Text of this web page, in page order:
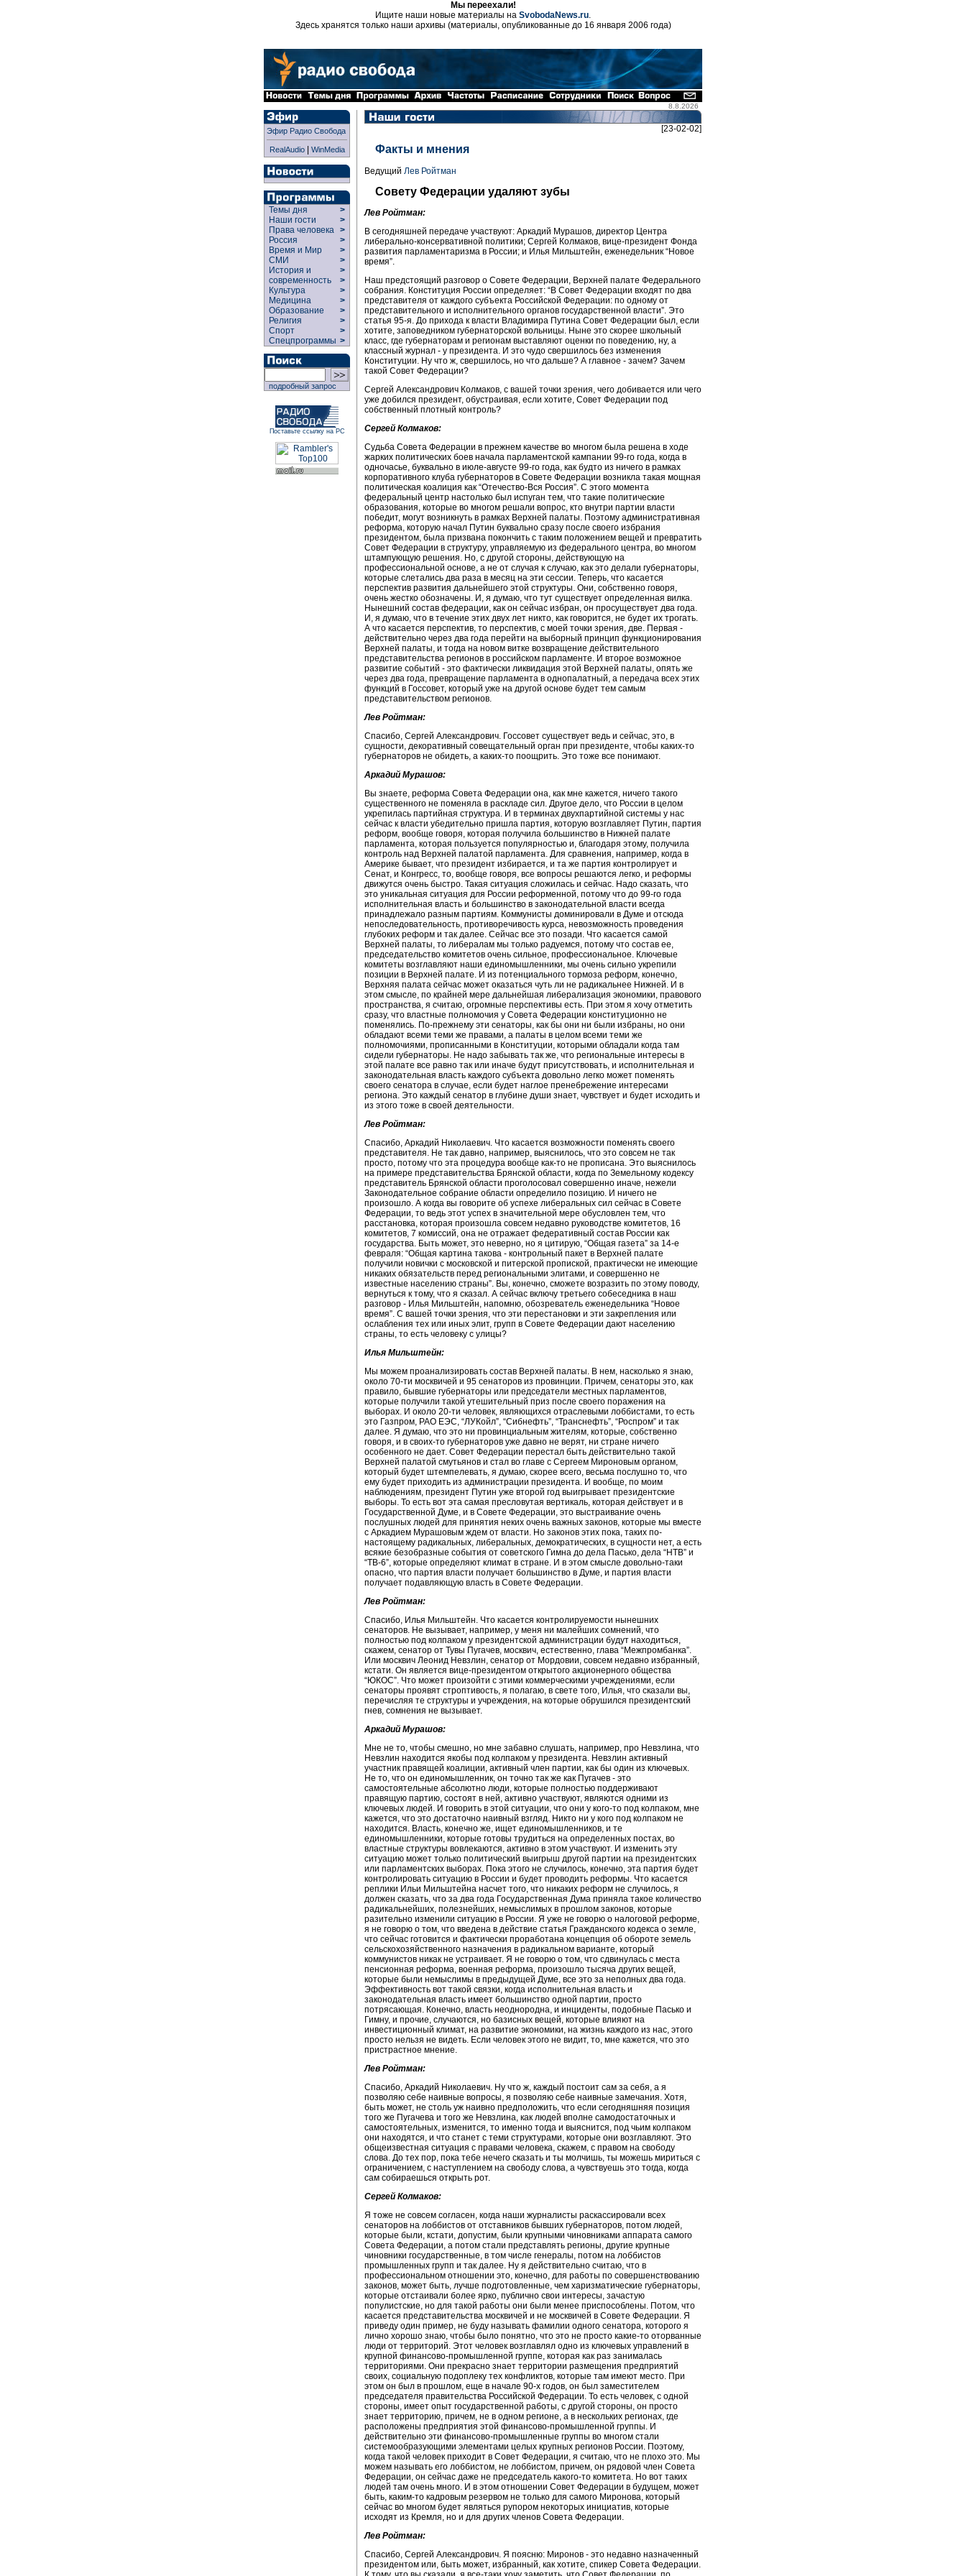
Мы переехали!
Ищите наши новые материалы на SvobodaNews.ru.
Здесь хранятся только наши архивы (материалы, опубликованные до 16 января 2006 года)
8.8.2026
Эфир Радио Свобода
RealAudio| WinMedia
Темы дня
>
Наши гости
>
Права человека >
Россия
>
Время и Мир
>
СМИ
>
История и
современность
>
>
Культура
>
Медицина
>
Образование
>
Религия
>
Спорт
>
Спецпрограммы >
подробный запрос
Поставьте ссылку на РС
[23-02-02]
Факты и мнения
Ведущий Лев Ройтман
Совету Федерации удаляют зубы
Лев Ройтман:
В сегодняшней передаче участвуют: Аркадий Мурашов, директор Центра
либерально-консервативной политики; Сергей Колмаков, вице-президент Фонда
развития парламентаризма в России; и Илья Мильштейн, еженедельник “Новое
время”.
Наш предстоящий разговор о Совете Федерации, Верхней палате Федерального
собрания. Конституция России определяет: “В Совет Федерации входят по два
представителя от каждого субъекта Российской Федерации: по одному от
представительного и исполнительного органов государственной власти”. Это
статья 95-я. До прихода к власти Владимира Путина Совет Федерации был, если
хотите, заповедником губернаторской вольницы. Ныне это скорее школьный
класс, где губернаторам и регионам выставляют оценки по поведению, ну, а
классный журнал - у президента. И это чудо свершилось без изменения
Конституции. Ну что ж, свершилось, но что дальше? А главное - зачем? Зачем
такой Совет Федерации?
Сергей Александрович Колмаков, с вашей точки зрения, чего добивается или чего
уже добился президент, обустраивая, если хотите, Совет Федерации под
собственный плотный контроль?
Сергей Колмаков:
Судьба Совета Федерации в прежнем качестве во многом была решена в ходе
жарких политических боев начала парламентской кампании 99-го года, когда в
одночасье, буквально в июле-августе 99-го года, как будто из ничего в рамках
корпоративного клуба губернаторов в Совете Федерации возникла такая мощная
политическая коалиция как “Отечество-Вся Россия”. С этого момента
федеральный центр настолько был испуган тем, что такие политические
образования, которые во многом решали вопрос, кто внутри партии власти
победит, могут возникнуть в рамках Верхней палаты. Поэтому административная
реформа, которую начал Путин буквально сразу после своего избрания
президентом, была призвана покончить с таким положением вещей и превратить
Совет Федерации в структуру, управляемую из федерального центра, во многом
штампующую решения. Но, с другой стороны, действующую на
профессиональной основе, а не от случая к случаю, как это делали губернаторы,
которые слетались два раза в месяц на эти сессии. Теперь, что касается
перспектив развития дальнейшего этой структуры. Они, собственно говоря,
очень жестко обозначены. И, я думаю, что тут существует определенная вилка.
Нынешний состав федерации, как он сейчас избран, он просуществует два года.
И, я думаю, что в течение этих двух лет никто, как говорится, не будет их трогать.
А что касается перспектив, то перспектив, с моей точки зрения, две. Первая -
действительно через два года перейти на выборный принцип функционирования
Верхней палаты, и тогда на новом витке возвращение действительного
представительства регионов в российском парламенте. И второе возможное
развитие событий - это фактически ликвидация этой Верхней палаты, опять же
через два года, превращение парламента в однопалатный, а передача всех этих
функций в Госсовет, который уже на другой основе будет тем самым
представительством регионов.
Лев Ройтман:
Спасибо, Сергей Александрович. Госсовет существует ведь и сейчас, это, в
сущности, декоративный совещательный орган при президенте, чтобы каких-то
губернаторов не обидеть, а каких-то поощрить. Это тоже все понимают.
Аркадий Мурашов:
Вы знаете, реформа Совета Федерации она, как мне кажется, ничего такого
существенного не поменяла в раскладе сил. Другое дело, что России в целом
укрепилась партийная структура. И в терминах двухпартийной системы у нас
сейчас к власти убедительно пришла партия, которую возглавляет Путин, партия
реформ, вообще говоря, которая получила большинство в Нижней палате
парламента, которая пользуется популярностью и, благодаря этому, получила
контроль над Верхней палатой парламента. Для сравнения, например, когда в
Америке бывает, что президент избирается, и та же партия контролирует и
Сенат, и Конгресс, то, вообще говоря, все вопросы решаются легко, и реформы
движутся очень быстро. Такая ситуация сложилась и сейчас. Надо сказать, что
это уникальная ситуация для России реформенной, потому что до 99-го года
исполнительная власть и большинство в законодательной власти всегда
принадлежало разным партиям. Коммунисты доминировали в Думе и отсюда
непоследовательность, противоречивость курса, невозможность проведения
глубоких реформ и так далее. Сейчас все это позади. Что касается самой
Верхней палаты, то либералам мы только радуемся, потому что состав ее,
председательство комитетов очень сильное, профессиональное. Ключевые
комитеты возглавляют наши единомышленники, мы очень сильно укрепили
позиции в Верхней палате. И из потенциального тормоза реформ, конечно,
Верхняя палата сейчас может оказаться чуть ли не радикальнее Нижней. И в
этом смысле, по крайней мере дальнейшая либерализация экономики, правового
пространства, я считаю, огромные перспективы есть. При этом я хочу отметить
сразу, что властные полномочия у Совета Федерации конституционно не
поменялись. По-прежнему эти сенаторы, как бы они ни были избраны, но они
обладают всеми теми же правами, а палаты в целом всеми теми же
полномочиями, прописанными в Конституции, которыми обладали когда там
сидели губернаторы. Не надо забывать так же, что региональные интересы в
этой палате все равно так или иначе будут присутствовать, и исполнительная и
законодательная власть каждого субъекта довольно легко может поменять
своего сенатора в случае, если будет наглое пренебрежение интересами
региона. Это каждый сенатор в глубине души знает, чувствует и будет исходить и
из этого тоже в своей деятельности.
Лев Ройтман:
Спасибо, Аркадий Николаевич. Что касается возможности поменять своего
представителя. Не так давно, например, выяснилось, что это совсем не так
просто, потому что эта процедура вообще как-то не прописана. Это выяснилось
на примере представительства Брянской области, когда по Земельному кодексу
представитель Брянской области проголосовал совершенно иначе, нежели
Законодательное собрание области определило позицию. И ничего не
произошло. А когда вы говорите об успехе либеральных сил сейчас в Совете
Федерации, то ведь этот успех в значительной мере обусловлен тем, что
расстановка, которая произошла совсем недавно руководстве комитетов, 16
комитетов, 7 комиссий, она не отражает федеративный состав России как
государства. Быть может, это неверно, но я цитирую, “Общая газета” за 14-е
февраля: “Общая картина такова - контрольный пакет в Верхней палате
получили новички с московской и питерской пропиской, практически не имеющие
никаких обязательств перед региональными элитами, и совершенно не
известные населению страны”. Вы, конечно, сможете возразить по этому поводу,
вернуться к тому, что я сказал. А сейчас включу третьего собеседника в наш
разговор - Илья Мильштейн, напомню, обозреватель еженедельника “Новое
время”. С вашей точки зрения, что эти перестановки и эти закрепления или
ослабления тех или иных элит, групп в Совете Федерации дают населению
страны, то есть человеку с улицы?
Илья Мильштейн:
Мы можем проанализировать состав Верхней палаты. В нем, насколько я знаю,
около 70-ти москвичей и 95 сенаторов из провинции. Причем, сенаторы это, как
правило, бывшие губернаторы или председатели местных парламентов,
которые получили такой утешительный приз после своего поражения на
выборах. И около 20-ти человек, являющихся отраслевыми лоббистами, то есть
это Газпром, РАО ЕЭС, “ЛУКойл”, “Сибнефть”, “Транснефть”, “Роспром” и так
далее. Я думаю, что это ни провинциальным жителям, которые, собственно
говоря, и в своих-то губернаторов уже давно не верят, ни стране ничего
особенного не дает. Совет Федерации перестал быть действительно такой
Верхней палатой смутьянов и стал во главе с Сергеем Мироновым органом,
который будет штемпелевать, я думаю, скорее всего, весьма послушно то, что
ему будет приходить из администрации президента. И вообще, по моим
наблюдениям, президент Путин уже второй год выигрывает президентские
выборы. То есть вот эта самая пресловутая вертикаль, которая действует и в
Государственной Думе, и в Совете Федерации, это выстраивание очень
послушных людей для принятия неких очень важных законов, которые мы вместе
с Аркадием Мурашовым ждем от власти. Но законов этих пока, таких по-
настоящему радикальных, либеральных, демократических, в сущности нет, а есть
всякие безобразные события от советского Гимна до дела Пасько, дела “НТВ” и
“ТВ-6”, которые определяют климат в стране. И в этом смысле довольно-таки
опасно, что партия власти получает большинство в Думе, и партия власти
получает подавляющую власть в Совете Федерации.
Лев Ройтман:
Спасибо, Илья Мильштейн. Что касается контролируемости нынешних
сенаторов. Не вызывает, например, у меня ни малейших сомнений, что
полностью под колпаком у президентской администрации будут находиться,
скажем, сенатор от Тувы Пугачев, москвич, естественно, глава “Межпромбанка”.
Или москвич Леонид Невзлин, сенатор от Мордовии, совсем недавно избранный,
кстати. Он является вице-президентом открытого акционерного общества
“ЮКОС”. Что может произойти с этими коммерческими учреждениями, если
сенаторы проявят строптивость, я полагаю, в свете того, Илья, что сказали вы,
перечисляя те структуры и учреждения, на которые обрушился президентский
гнев, сомнения не вызывает.
Аркадий Мурашов:
Мне не то, чтобы смешно, но мне забавно слушать, например, про Невзлина, что
Невзлин находится якобы под колпаком у президента. Невзлин активный
участник правящей коалиции, активный член партии, как бы один из ключевых.
Не то, что он единомышленник, он точно так же как Пугачев - это
самостоятельные абсолютно люди, которые полностью поддерживают
правящую партию, состоят в ней, активно участвуют, являются одними из
ключевых людей. И говорить в этой ситуации, что они у кого-то под колпаком, мне
кажется, что это достаточно наивный взгляд. Никто ни у кого под колпаком не
находится. Власть, конечно же, ищет единомышленников, и те
единомышленники, которые готовы трудиться на определенных постах, во
властные структуры вовлекаются, активно в этом участвуют. И изменить эту
ситуацию может только политический выигрыш другой партии на президентских
или парламентских выборах. Пока этого не случилось, конечно, эта партия будет
контролировать ситуацию в России и будет проводить реформы. Что касается
реплики Ильи Мильштейна насчет того, что никаких реформ не случилось, я
должен сказать, что за два года Государственная Дума приняла такое количество
радикальнейших, полезнейших, немыслимых в прошлом законов, которые
разительно изменили ситуацию в России. Я уже не говорю о налоговой реформе,
я не говорю о том, что введена в действие статья Гражданского кодекса о земле,
что сейчас готовится и фактически проработана концепция об обороте земель
сельскохозяйственного назначения в радикальном варианте, который
коммунистов никак не устраивает. Я не говорю о том, что сдвинулась с места
пенсионная реформа, военная реформа, произошло тысяча других вещей,
которые были немыслимы в предыдущей Думе, все это за неполных два года.
Эффективность вот такой связки, когда исполнительная власть и
законодательная власть имеет большинство одной партии, просто
потрясающая. Конечно, власть неоднородна, и инциденты, подобные Пасько и
Гимну, и прочие, случаются, но базисных вещей, которые влияют на
инвестиционный климат, на развитие экономики, на жизнь каждого из нас, этого
просто нельзя не видеть. Если человек этого не видит, то, мне кажется, что это
пристрастное мнение.
Лев Ройтман:
Спасибо, Аркадий Николаевич. Ну что ж, каждый постоит сам за себя, а я
позволяю себе наивные вопросы, я позволяю себе наивные замечания. Хотя,
быть может, не столь уж наивно предположить, что если сегодняшняя позиция
того же Пугачева и того же Невзлина, как людей вполне самодостаточных и
самостоятельных, изменится, то именно тогда и выяснится, под чьим колпаком
они находятся, и что станет с теми структурами, которые они возглавляют. Это
общеизвестная ситуация с правами человека, скажем, с правом на свободу
слова. До тех пор, пока тебе нечего сказать и ты молчишь, ты можешь мириться с
ограничением, с наступлением на свободу слова, а чувствуешь это тогда, когда
сам собираешься открыть рот.
Сергей Колмаков:
Я тоже не совсем согласен, когда наши журналисты раскассировали всех
сенаторов на лоббистов от отставников бывших губернаторов, потом людей,
которые были, кстати, допустим, были крупными чиновниками аппарата самого
Совета Федерации, а потом стали представлять регионы, другие крупные
чиновники государственные, в том числе генералы, потом на лоббистов
промышленных групп и так далее. Ну я действительно считаю, что в
профессиональном отношении это, конечно, для работы по совершенствованию
законов, может быть, лучше подготовленные, чем харизматические губернаторы,
которые отстаивали более ярко, публично свои интересы, зачастую
популистские, но для такой работы они были менее приспособлены. Потом, что
касается представительства москвичей и не москвичей в Совете Федерации. Я
приведу один пример, не буду называть фамилии одного сенатора, которого я
лично хорошо знаю, чтобы было понятно, что это не просто какие-то оторванные
люди от территорий. Этот человек возглавлял одно из ключевых управлений в
крупной финансово-промышленной группе, которая как раз занималась
территориями. Они прекрасно знает территории размещения предприятий
своих, социальную подоплеку тех конфликтов, которые там имеют место. При
этом он был в прошлом, еще в начале 90-х годов, он был заместителем
председателя правительства Российской Федерации. То есть человек, с одной
стороны, имеет опыт государственной работы, с другой стороны, он просто
знает территорию, причем, не в одном регионе, а в нескольких регионах, где
расположены предприятия этой финансово-промышленной группы. И
действительно эти финансово-промышленные группы во многом стали
системообразующими элементами целых крупных регионов России. Поэтому,
когда такой человек приходит в Совет Федерации, я считаю, что не плохо это. Мы
можем называть его лоббистом, не лоббистом, причем, он рядовой член Совета
Федерации, он сейчас даже не председатель какого-то комитета. Но вот таких
людей там очень много. И в этом отношении Совет Федерации в будущем, может
быть, каким-то кадровым резервом не только для самого Миронова, который
сейчас во многом будет являться рупором некоторых инициатив, которые
исходят из Кремля, но и для других членов Совета Федерации.
Лев Ройтман:
Спасибо, Сергей Александрович. Я поясню: Миронов - это недавно назначенный
президентом или, быть может, избранный, как хотите, спикер Совета Федерации.